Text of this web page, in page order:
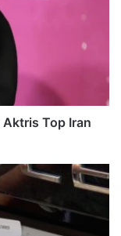
Aktris Top Iran